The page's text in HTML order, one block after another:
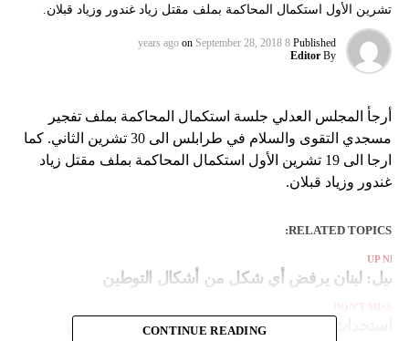
تشرين الأول استكمال المحاكمة بملف مقتل زياد غندور وزياد قبلان.
Published
8 years ago
on September 28, 2018
By
Editor
أرجأ المجلس العدلي جلسة استكمال المحاكمة بملف تفجير
مسجدي التقوى والسلام في طرابلس الى 30 تشرين الثاني. كما
ارجا الى 19 تشرين الأول استكمال المحاكمة بملف مقتل زياد
غندور وزياد قبلان.
RELATED TOPICS:
UP
لبنان يرفض أي شكل من أشكال التوطين
استحداث خط قطارات جديد بين بطرسبورغ وبرلين
CONTINUE READING